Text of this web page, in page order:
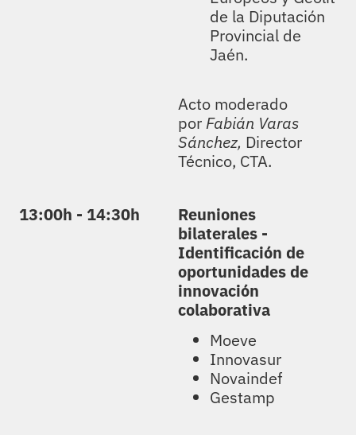
de la Diputación
Provincial de
Jaén.
Acto moderado
por Fabián Varas
Sánchez, Director
Técnico, CTA.
13:00h - 14:30h
Reuniones
bilaterales -
Identificación de
oportunidades de
innovación
colaborativa
Moeve
Innovasur
Novaindef
Gestamp